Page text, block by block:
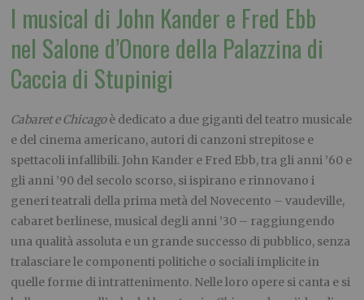
I musical di John Kander e Fred Ebb
nel Salone d’Onore della Palazzina di
Caccia di Stupinigi
Cabaret e Chicagoè dedicato a due giganti del teatro musicale
e del cinema americano, autori di canzoni strepitose e
spettacoli infallibili. John Kander e Fred Ebb, tra gli anni ’60 e
gli anni ’90 del secolo scorso, si ispirano e rinnovano i
generi teatrali della prima metà del Novecento – vaudeville,
cabaret berlinese, musical degli anni ’30 – raggiungendo
una qualità assoluta e un grande successo di pubblico, senza
tralasciare le componenti politiche o sociali implicite in
quelle forme di intrattenimento. Nelle loro opere si canta e si